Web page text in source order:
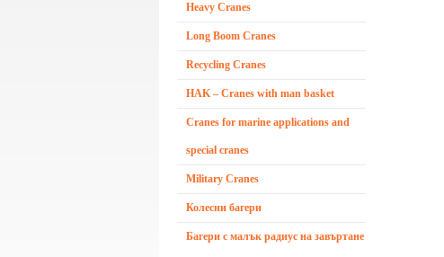
Heavy Cranes
Long Boom Cranes
Recycling Cranes
HAK – Cranes with man basket
Cranes for marine applications and
special cranes
Military Cranes
Колесни багери
Багери с малък радиус на завъртане